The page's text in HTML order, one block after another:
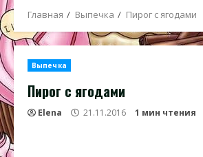
Главная Выпечка Пирог с ягодами
Выпечка
Пирог с ягодами
Elena 21.11.2016 1 мин чтения